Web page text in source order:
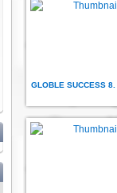
GLOBLE SUCCESS